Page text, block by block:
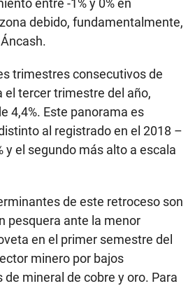
entre -1% y 0% en
debido, fundamentalmente,
trimestres consecutivos de
el tercer trimestre del año,
4,4%. Este panorama es
al registrado en el 2018 –
y el segundo más alto a escala
de este retroceso son
pesquera ante la menor
en el primer semestre del
minero por bajos
mineral de cobre y oro. Para